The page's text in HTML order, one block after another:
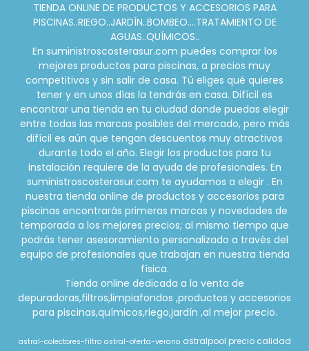
TIENDA ONLINE DE PRODUCTOS Y ACCESORIOS PARA
PISCINAS..RIEGO..JARDÍN..BOMBEO....TRATAMIENTO DE
AGUAS..QUÍMICOS..
En suministroscosterasur.com puedes comprar los
mejores productos para piscinas, a precios muy
competitivos y sin salir de casa. Tú eliges qué quieres
tener y en unos días la tendrás en casa. Difícil es
encontrar una tienda en tu ciudad donde puedas elegir
entre todas las marcas posibles del mercado, pero más
difícil es aún que tengan descuentos muy atractivos
durante todo el año. Elegir los productos para tu
instalación requiere de la ayuda de profesionales. En
suministroscosterasur.com te ayudamos a elegir . En
nuestra tienda online de productos y accesorios para
piscinas encontrarás primeras marcas y novedades de
temporada a los mejores precios; al mismo tiempo que
podrás tener asesoramiento personalizado a través del
equipo de profesionales que trabajan en nuestra tienda
física.
Tienda online dedicada a la venta de
depuradoras,filtros,limpiafondos ,productos y accesorios
para piscinas,químicos,riego,jardín ,al mejor precio.
astral-colectores-filtro astral-oferta-verano astralpool precio calidad